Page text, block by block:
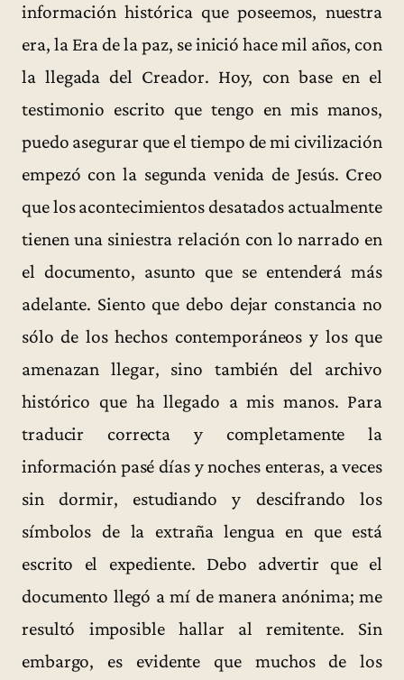
información histórica que poseemos, nuestra
era, la Era de la paz, se inició hace mil años, con
la llegada del Creador. Hoy, con base en el
testimonio escrito que tengo en mis manos,
puedo asegurar que el tiempo de mi civilización
empezó con la segunda venida de Jesús. Creo
que los acontecimientos desatados actualmente
tienen una siniestra relación con lo narrado en
el documento, asunto que se entenderá más
adelante. Siento que debo dejar constancia no
sólo de los hechos contemporáneos y los que
amenazan llegar, sino también del archivo
histórico que ha llegado a mis manos. Para
traducir correcta y completamente la
información pasé días y noches enteras, a veces
sin dormir, estudiando y descifrando los
símbolos de la extraña lengua en que está
escrito el expediente. Debo advertir que el
documento llegó a mí de manera anónima; me
resultó imposible hallar al remitente. Sin
embargo, es evidente que muchos de los